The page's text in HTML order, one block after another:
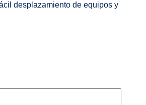
desplazamiento de equipos y